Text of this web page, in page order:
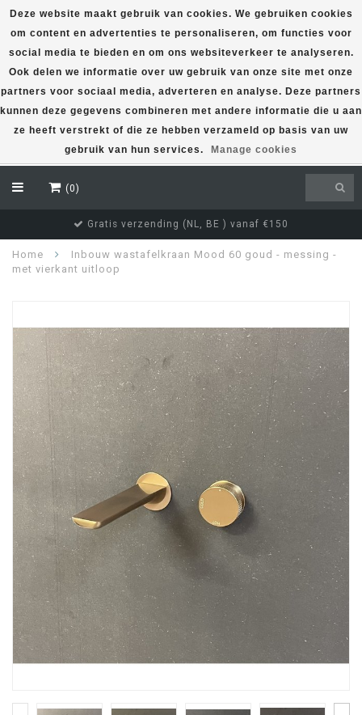
(0)
Direct uit voorraad leverbaar
Home
Inbouw wastafelkraan Mood 60 goud - messing -
met vierkant uitloop
Deze website maakt gebruik van cookies. We gebruiken cookies
om content en advertenties te personaliseren, om functies voor
social media te bieden en om ons websiteverkeer te analyseren.
Ook delen we informatie over uw gebruik van onze site met onze
partners voor sociaal media, adverteren en analyse. Deze partners
kunnen deze gegevens combineren met andere informatie die u aan
ze heeft verstrekt of die ze hebben verzameld op basis van uw
gebruik van hun services.
Manage cookies